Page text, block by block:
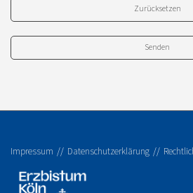
Zurücksetzen
Impressum Datenschutzerklärung